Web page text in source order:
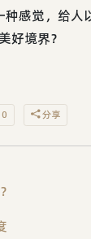
感觉，给人
好境界？
分享